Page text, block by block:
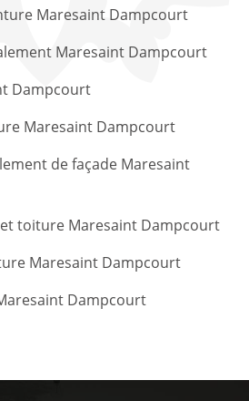
Maresaint Dampcourt
Maresaint Dampcourt
Dampcourt
Maresaint Dampcourt
de façade Maresaint
toiture Maresaint Dampcourt
Maresaint Dampcourt
Dampcourt